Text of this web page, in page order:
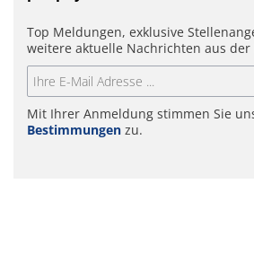
Top Meldungen, exklusive
weitere aktuelle Nachrichten aus der
Mit Ihrer Anmeldung stimmen Sie
Bestimmungen zu.